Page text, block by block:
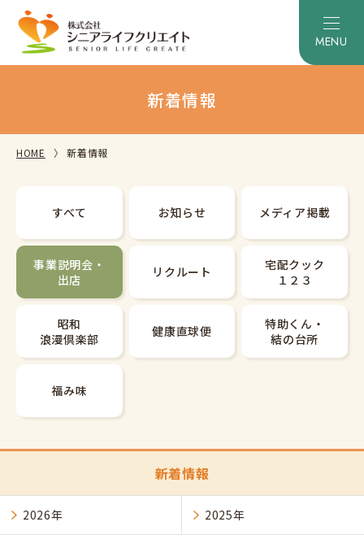
新着情報
HOME 新着情報
すべて お知らせ メディア掲載
事業説明会・
出店
リクルート
宅配クック
１２３
昭和
浪漫倶楽部
健康直球便
特助くん・
結の台所
福み味
新着情報
2026年 2025年